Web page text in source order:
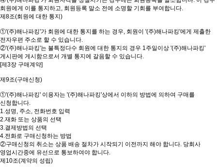
회원에게 이를 통지하고, 회원등록 말소 전에 소명할 기회를 부여합니다.
제8조(회원에 대한 통지)
①'(주)해나파킹'가 회원에 대한 통지를 하는 경우, 회원이 '(주)해나파킹'에게 제출한
전자우편 주소로 할 수 있습니다.
②'(주)해나파킹'는 불특정다수 회원에 대한 통지의 경우 1주일이상 '(주)해나파킹'
게시판에 게시함으로서 개별 통지에 갈음할 수 있습니다.
[제3장 구매계약]
제9조(구매신청)
①'(주)해나파킹' 이용자는 '(주)해나파킹'상에서 이하의 방법에 의하여 구매를
신청합니다.
1.성명, 주소, 전화번호 입력
2.재화 또는 상품의 선택
3.결제방법의 선택
4.전화로 구매신청하는 방법
②구매신청의 취소는 상품 배송 절차가 시작되기 이전까지 해야 합니다. 당회사
영업시간중에 유선으로 통보하여야 합니다.
제10조(계약의 성립)